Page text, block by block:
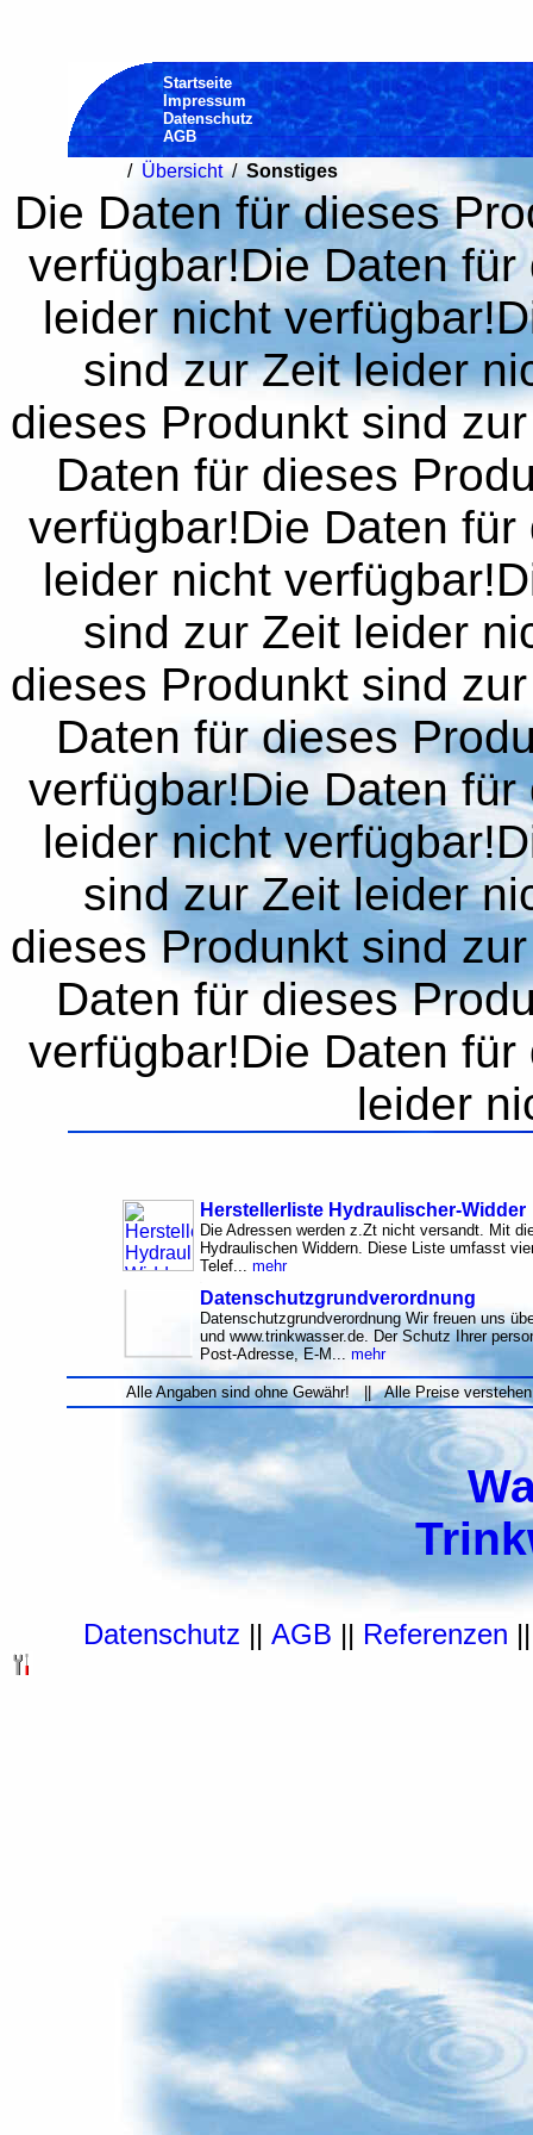
Startseite
Impressum
Datenschutz
AGB
/ Übersicht/ Sonstiges
Die Daten für dieses
verfügbar!Die Daten
leider nicht
sind zur Zeit leider
dieses Produnkt sind
Daten für dieses
verfügbar!Die Daten
leider nicht
sind zur Zeit leider
dieses Produnkt sind
Daten für dieses
verfügbar!Die Daten
leider nicht
sind zur Zeit leider
dieses Produnkt sind
Daten für dieses
verfügbar!Die Daten
leider
Herstellerliste Hydraulischer-Widder
Die Adressen werden z.Zt nicht versandt. Mit
Hydraulischen Widdern. Diese Liste umfasst
Telef... mehr
Datenschutzgrundverordnung
Datenschutzgrundverordnung Wir freuen uns
und www.trinkwasser.de. Der Schutz Ihrer
Post-Adresse, E-M... mehr
Alle Angaben sind ohne Gewähr! || Alle Preise
Datenschutz || AGB || Referenzen